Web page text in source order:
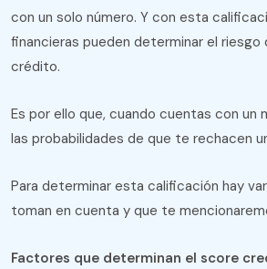
con un solo número. Y con esta
financieras pueden determinar el
crédito.
Es por ello que, cuando cuentas con un
las probabilidades de que te rechacen
Para determinar esta calificación hay
toman en cuenta y que te
Factores que determinan el score